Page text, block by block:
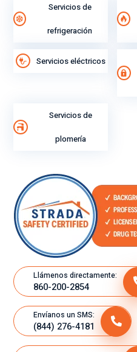
Servicios de
refrigeración
Servicios eléctricos
Servicios de
plomería
Llámenos directamente:
860-200-2854
Envíanos un SMS:
(844) 276-4181